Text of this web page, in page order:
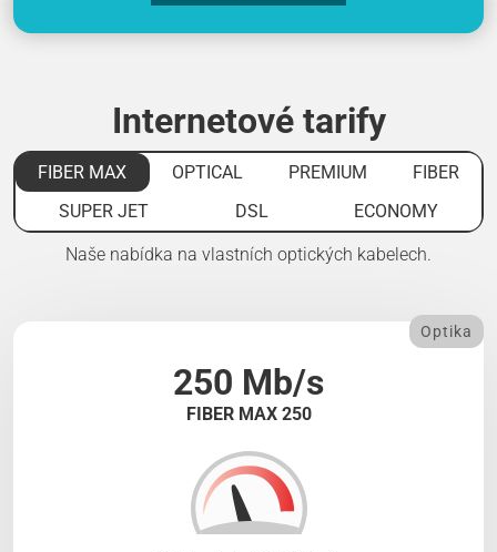
Internetové tarify
FIBER MAX OPTICAL PREMIUM
FIBER
SUPER JET
DSL ECONOMY
Naše nabídka na vlastních optických kabelech.
250 Mb/s
FIBER MAX 250
Optika